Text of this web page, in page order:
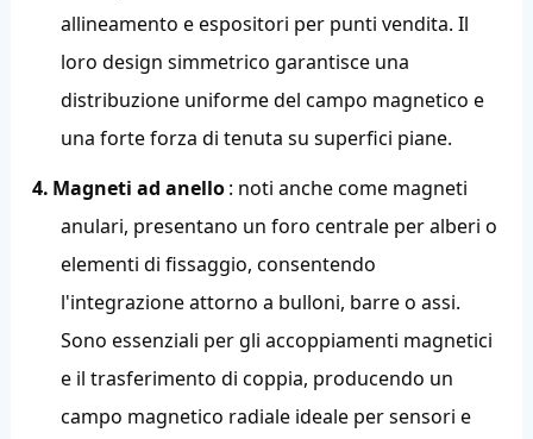
allineamento e espositori per punti vendita. Il
loro design simmetrico garantisce una
distribuzione uniforme del campo magnetico e
una forte forza di tenuta su superfici piane.
4. Magneti ad anello: noti anche come magneti
anulari, presentano un foro centrale per alberi o
elementi di fissaggio, consentendo
l'integrazione attorno a bulloni, barre o assi.
Sono essenziali per gli accoppiamenti magnetici
e il trasferimento di coppia, producendo un
campo magnetico radiale ideale per sensori e